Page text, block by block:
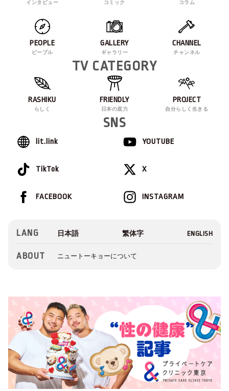
インタビュー コミック コラム
PEOPLE
ピープル
GALLERY
ギャラリー
CHANNEL
チャンネル
TV CATEGORY
RASHIKU
らしく
FRIENDLY
日本の底力
PROJECT
自分らしく生きる
SNS
lit.link YOUTUBE
TikTok X
INSTAGRAM
FACEBOOK
LANG
ABOUT ニュートーキョーについて